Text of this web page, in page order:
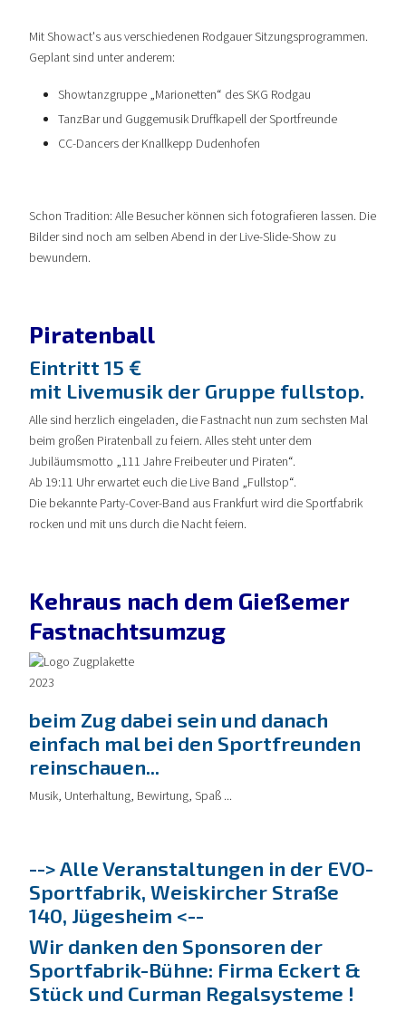
Mit Showact's aus verschiedenen Rodgauer Sitzungsprogrammen.
Geplant sind unter anderem:
Showtanzgruppe „Marionetten“ des SKG Rodgau
TanzBar und Guggemusik Druffkapell der Sportfreunde
CC-Dancers der Knallkepp Dudenhofen
Schon Tradition: Alle Besucher können sich fotografieren lassen. Die
Bilder sind noch am selben Abend in der Live-Slide-Show zu
bewundern.
Piratenball
Eintritt 15 €
mit Livemusik der Gruppe fullstop.
Alle sind herzlich eingeladen, die Fastnacht nun zum sechsten Mal
beim großen Piratenball zu feiern. Alles steht unter dem
Jubiläumsmotto „111 Jahre Freibeuter und Piraten“.
Ab 19:11 Uhr erwartet euch die Live Band „Fullstop“.
Die bekannte Party-Cover-Band aus Frankfurt wird die Sportfabrik
rocken und mit uns durch die Nacht feiern.
Kehraus nach dem Gießemer
Fastnachtsumzug
beim Zug dabei sein und danach
einfach mal bei den Sportfreunden
reinschauen...
Musik, Unterhaltung, Bewirtung, Spaß ...
--> Alle Veranstaltungen in der EVO-
Sportfabrik, Weiskircher Straße
140, Jügesheim <--
Wir danken den Sponsoren der
Sportfabrik-Bühne: Firma Eckert &
Stück und Curman Regalsysteme !